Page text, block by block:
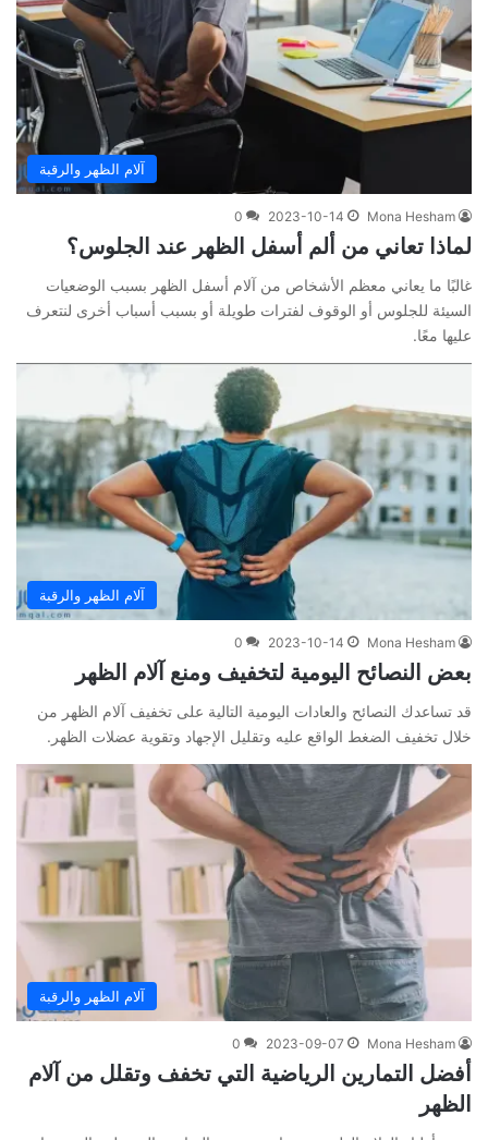
آلام الظهر والرقبة
Mona Hesham
2023-10-14
0
لماذا تعاني من ألم أسفل الظهر عند الجلوس؟
غالبًا ما يعاني معظم الأشخاص من آلام أسفل الظهر بسبب الوضعيات
السيئة للجلوس أو الوقوف لفترات طويلة أو بسبب أسباب أخرى لنتعرف
عليها معًا.
آلام الظهر والرقبة
Mona Hesham
2023-10-14
0
بعض النصائح اليومية لتخفيف ومنع آلام الظهر
قد تساعدك النصائح والعادات اليومية التالية على تخفيف آلام الظهر من
خلال تخفيف الضغط الواقع عليه وتقليل الإجهاد وتقوية عضلات الظهر.
آلام الظهر والرقبة
Mona Hesham
2023-09-07
0
أفضل التمارين الرياضية التي تخفف وتقلل من آلام
الظهر